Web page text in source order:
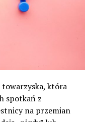
która
spotkań z
na przemian